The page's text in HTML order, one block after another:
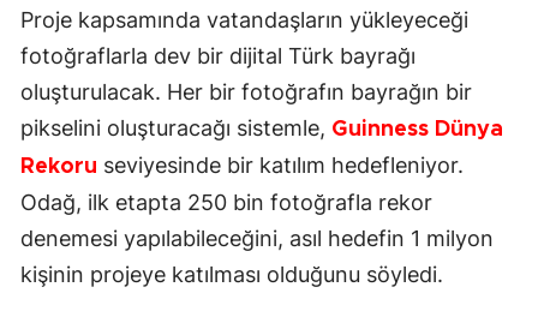
Proje kapsamında vatandaşların yükleyeceği
fotoğraflarla dev bir dijital Türk bayrağı
oluşturulacak. Her bir fotoğrafın bayrağın bir
pikselini oluşturacağı sistemle, Guinness Dünya
Rekoru seviyesinde bir katılım hedefleniyor.
Odağ, ilk etapta 250 bin fotoğrafla rekor
denemesi yapılabileceğini, asıl hedefin 1 milyon
kişinin projeye katılması olduğunu söyledi.